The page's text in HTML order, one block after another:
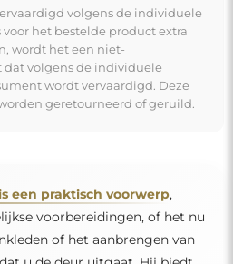
"
niet hebt gevonden of
hebt, neem dan telefonisch
ons op. De grootste spiegels
200×300 cm
en ronde